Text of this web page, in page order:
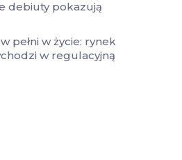
debiuty pokazują
pełni w życie: rynek
w regulacyjną